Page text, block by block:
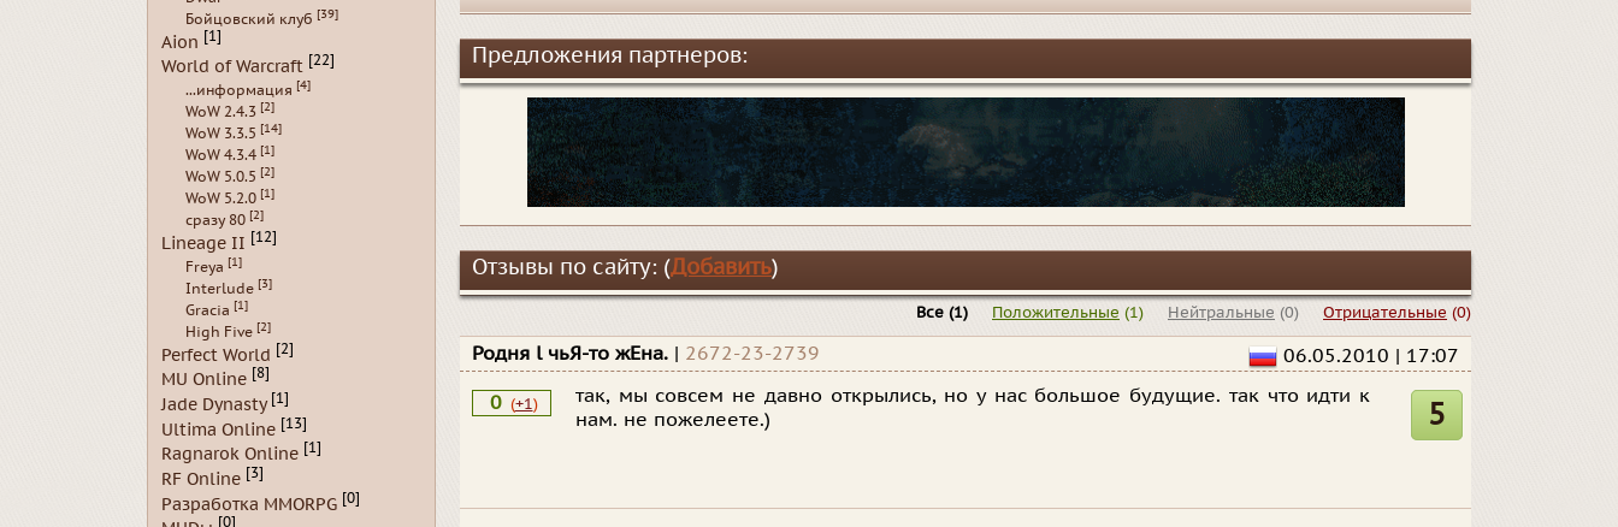
Предложения партнеров:
Отзывы по сайту: (Добавить)
Отрицательные (0)
Нейтральные (0)
Положительные (1)
Все (1)
Родня l чьЯ-то жЕна. | 2672-23-2739 06.05.2010 | 17:07
0 (+1)
так, мы совсем не давно открылись, но у нас большое будущие. так что идти к
нам. не пожелеете.)
5
Бойцовский клуб [39]
Aion [1]
World of Warcraft [22]
...информация [4]
WoW 2.4.3 [2]
WoW 3.3.5 [14]
WoW 4.3.4 [1]
WoW 5.0.5 [2]
WoW 5.2.0 [1]
сразу 80 [2]
Lineage II [12]
Freya [1]
Interlude [3]
Gracia [1]
High Five [2]
Perfect World [2]
MU Online [8]
Jade Dynasty [1]
Ultima Online [13]
Ragnarok Online [1]
RF Online [3]
Разработка MMORPG [0]
[0]